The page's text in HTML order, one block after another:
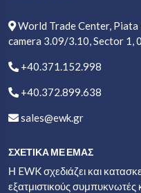
World Trade Center, Piata
camera 3.09/3.10, Sector 1,
+40.371.152.998
+40.372.899.638
sales@ewk.gr
ΣΧΕΤΙΚΑ ΜΕ ΕΜΑΣ
Η EWK σχεδιάζει και
εξατμιστικούς συμπυκνωτές